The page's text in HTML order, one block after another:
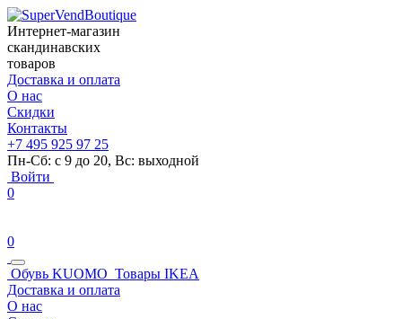
Интернет-магазин
скандинавских
товаров
Доставка и оплата
О нас
Скидки
Контакты
+7 495 925 97 25
Пн-Сб: с 9 до 20, Вс: выходной
Войти
0
0
Обувь KUOMO Товары IKEA
Доставка и оплата
О нас